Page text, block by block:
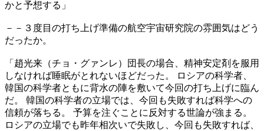
かと予想する」
－－３度目の打ち上げ準備の航空宇宙研究院の雰囲気はどう
だったか。
「趙光来（チョ・グァンレ）団長の場合、精神安定剤を服用
しなければ睡眠がとれないほどだった。 ロシアの科学者、
韓国の科学者ともに背水の陣を敷いて今回の打ち上げに臨ん
だ。 韓国の科学者の立場では、今回も失敗すれば科学への
信頼が落ちる。 予算を注ぐことに反対する世論が強まる。
ロシアの立場でも昨年相次いで失敗し、今回も失敗すれば、